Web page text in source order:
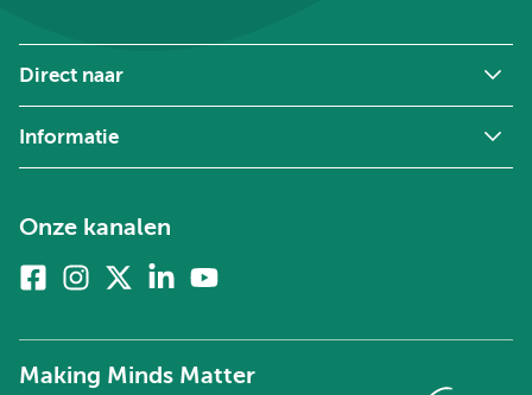
Direct naar
Informatie
Onze kanalen
FacebookInstagram
twitter)
Linkedin
Making Minds Matter